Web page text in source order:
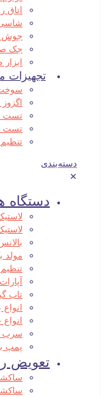
اتاق
جوش
جک
تجهیزات
تست
تست
دسته‌بندی
✕
دستگاه
مولد
تاب
سرب
پمپ
تعویض